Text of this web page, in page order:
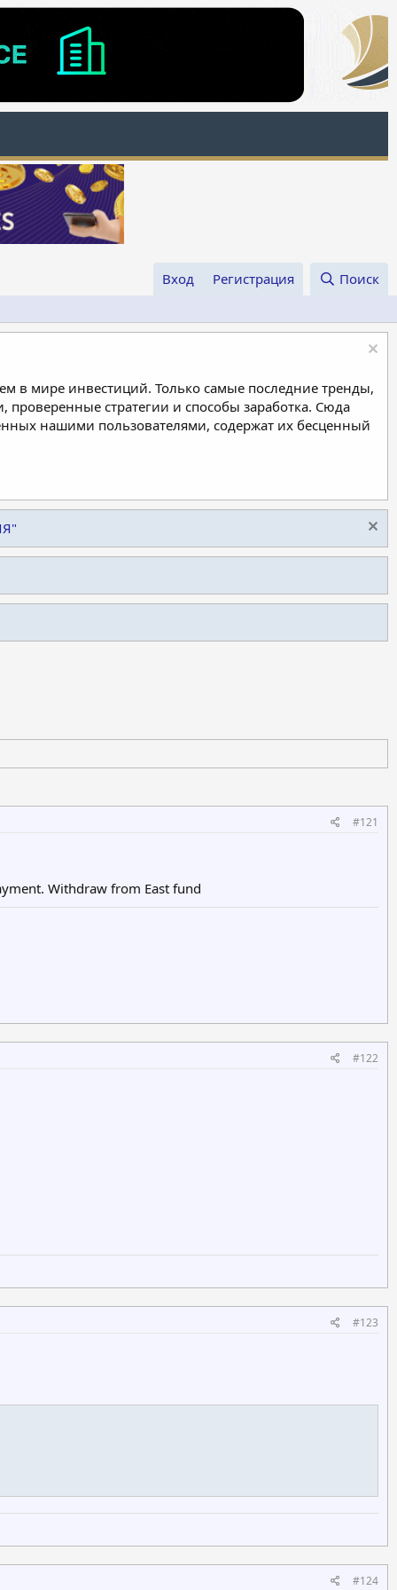
Вход Регистрация Поиск
в мире инвестиций. Только самые последние тренды,
стратегии и способы заработка. Сюда
нашими пользователями, содержат их бесценный
#121
Withdraw from East fund
#122
#123
#124